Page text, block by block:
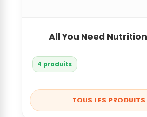
All You Need Nutrition
4 produits
TOUS LES PRODUITS